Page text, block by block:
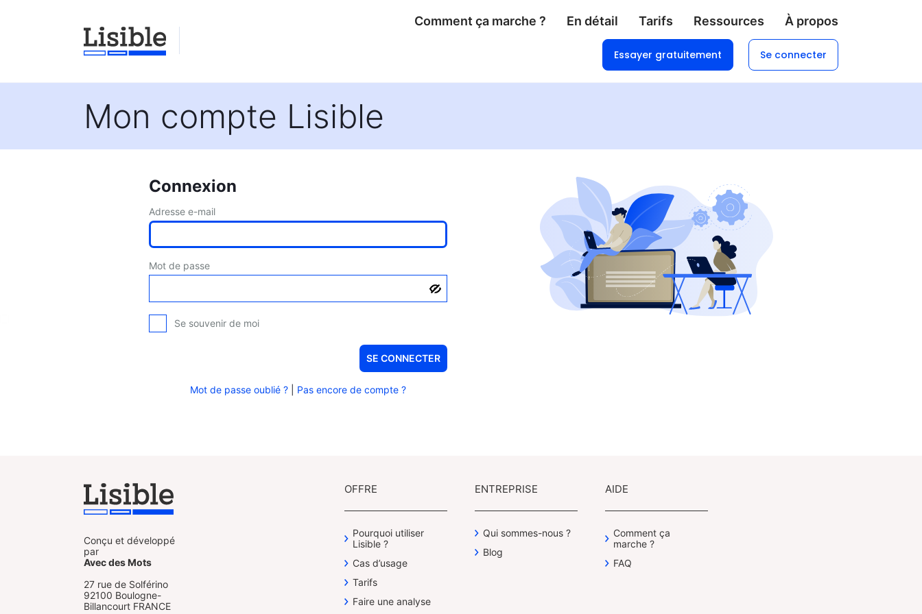
Comment ça marche ? En détail Tarifs Ressources À propos
Essayer gratuitement Se connecter
Mon compte Lisible
Connexion
Adresse e-mail
Mot de passe
Se souvenir de moi
Mot de passe oublié ? Pas encore de compte ?
Conçu et développé
par
Avec des Mots
27 rue de Solférino
92100 Boulogne-
Billancourt FRANCE
OFFRE
Pourquoi utiliser
Lisible ?
Cas d’usage
Tarifs
Faire une analyse
ENTREPRISE
Qui sommes-nous ?
Blog
AIDE
Comment ça
marche ?
FAQ